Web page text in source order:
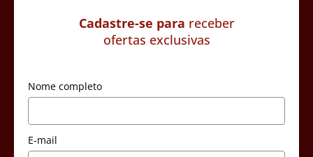
Cadastre-se para receber
ofertas exclusivas
Nome completo
E-mail